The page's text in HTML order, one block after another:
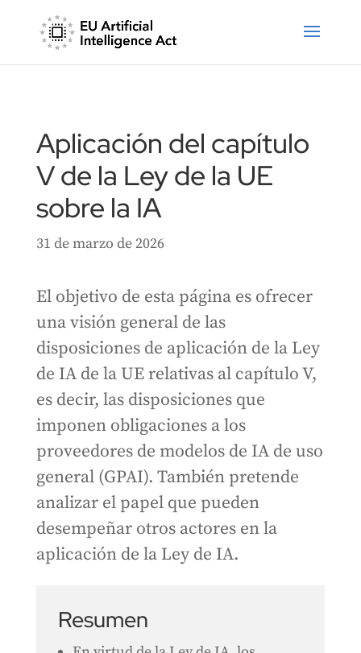
Aplicación del capítulo
V de la Ley de la UE
sobre la IA
31 de marzo de 2026
El objetivo de esta página es ofrecer
una visión general de las
disposiciones de aplicación de la Ley
de IA de la UE relativas al capítulo V,
es decir, las disposiciones que
imponen obligaciones a los
proveedores de modelos de IA de uso
general (GPAI). También pretende
analizar el papel que pueden
desempeñar otros actores en la
aplicación de la Ley de IA.
Resumen